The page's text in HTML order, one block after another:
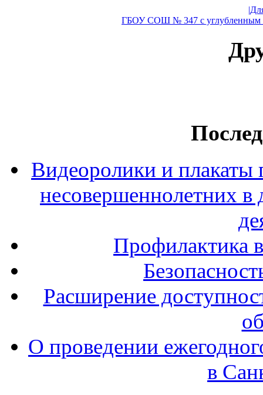
ГБОУ СОШ № 347 с углубленным
Видеоролики и плакаты
несовершеннолетних в
Профилактика
Расширение
О проведении
в